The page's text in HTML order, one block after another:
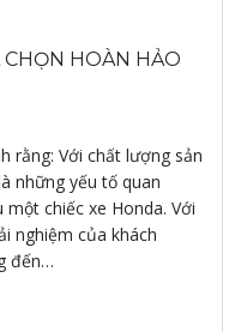
HOÀN HẢO
rằng: Với chất lượng sản
những yếu tố quan
chiếc xe Honda. Với
nghiệm của khách
đến…